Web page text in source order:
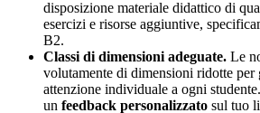
disposizione materiale didattico di
esercizi e risorse aggiuntive,
B2.
Classi di dimensioni adeguate. Le
volutamente di dimensioni ridotte per
attenzione individuale a ogni
un feedback personalizzato sul tuo